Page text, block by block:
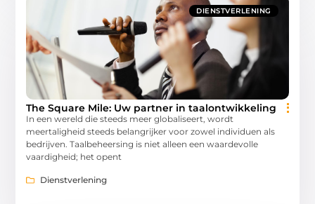
DIENSTVERLENING
The Square Mile: Uw partner in taalontwikkeling
In een wereld die steeds meer globaliseert, wordt
meertaligheid steeds belangrijker voor zowel individuen als
bedrijven. Taalbeheersing is niet alleen een waardevolle
vaardigheid; het opent
Dienstverlening